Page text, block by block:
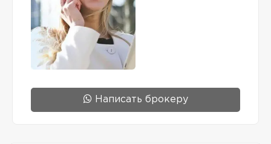
Написать брокеру